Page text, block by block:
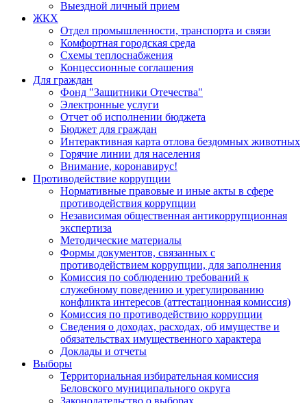
Выездной личный прием
ЖКХ
Отдел промышленности, транспорта и связи
Комфортная городская среда
Схемы теплоснабжения
Концессионные соглашения
Для граждан
Фонд "Защитники Отечества"
Электронные услуги
Отчет об исполнении бюджета
Бюджет для граждан
Интерактивная карта отлова бездомных животных
Горячие линии для населения
Внимание, коронавирус!
Противодействие коррупции
Нормативные правовые и иные акты в сфере
противодействия коррупции
Независимая общественная антикоррупционная
экспертиза
Методические материалы
Формы документов, связанных с
противодействием коррупции, для заполнения
Комиссия по соблюдению требований к
служебному поведению и урегулированию
конфликта интересов (аттестационная комиссия)
Комиссия по противодействию коррупции
Сведения о доходах, расходах, об имуществе и
обязательствах имущественного характера
Доклады и отчеты
Выборы
Территориальная избирательная комиссия
Беловского муниципального округа
Законодательство о выборах